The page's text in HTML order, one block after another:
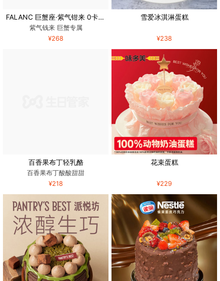
FALANC 巨蟹座·紫气钳来 0卡糖动物奶油慕斯蛋糕
紫气钱来 巨蟹专属
¥268
雪爱冰淇淋蛋糕
¥238
百香果布丁轻乳酪
百香果布丁酸酸甜甜
¥218
花束蛋糕
¥229